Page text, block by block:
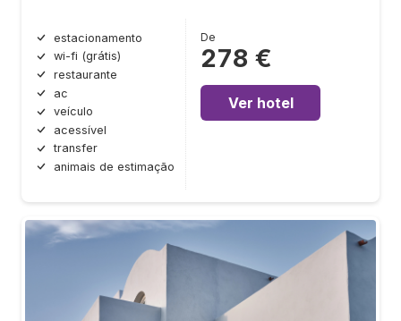
estacionamento
wi-fi (grátis)
restaurante
ac
veículo
acessível
transfer
animais de estimação
De
278 €
Ver hotel